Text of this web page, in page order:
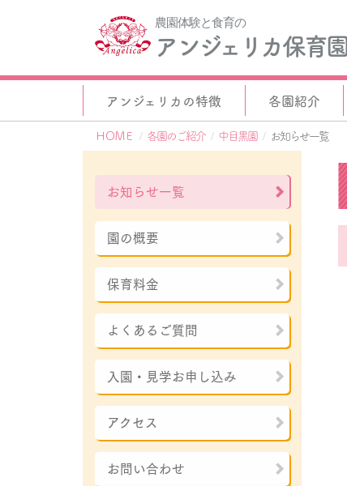
農園体験と食育の
アンジェリカ保育園
アンジェリカの特徴 各園紹介
ＨＯＭＥ 各園のご紹介 中目黒園 お知らせ一覧
お知らせ一覧
園の概要
保育料金
よくあるご質問
入園・見学お申し込み
アクセス
お問い合わせ